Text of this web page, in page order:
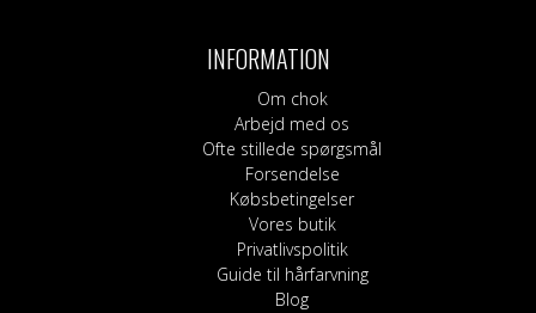
INFORMATION
Om chok
Arbejd med os
Ofte stillede spørgsmål
Forsendelse
Købsbetingelser
Vores butik
Privatlivspolitik
Guide til hårfarvning
Blog